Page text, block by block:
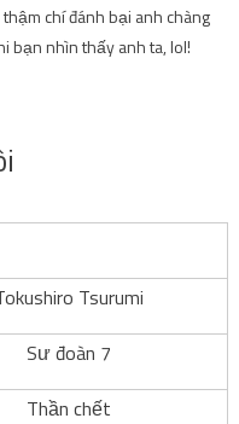
chí đánh bại anh chàng
bạn nhìn thấy anh ta, lol!
Tsurumi
Sư đoàn 7
Thần chết